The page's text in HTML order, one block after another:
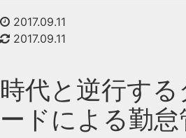
2017.09.11
2017.09.11
時代と逆行する
ードによる勤怠